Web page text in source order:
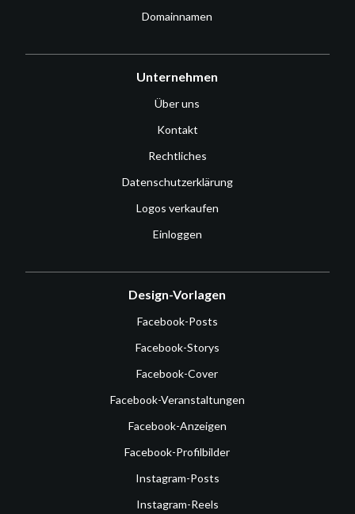
Domainnamen
Unternehmen
Über uns
Kontakt
Rechtliches
Datenschutzerklärung
Logos verkaufen
Einloggen
Design-Vorlagen
Facebook-Posts
Facebook-Storys
Facebook-Cover
Facebook-Veranstaltungen
Facebook-Anzeigen
Facebook-Profilbilder
Instagram-Posts
Instagram-Reels